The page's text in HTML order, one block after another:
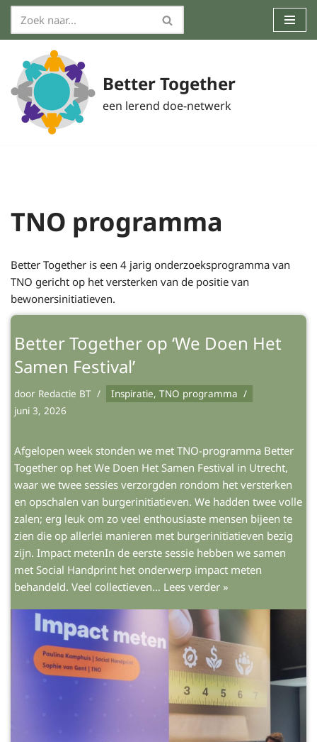
Ga
de
inhoud
Better Together
een lerend doe-netwerk
TNO programma
Better Together is een 4 jarig onderzoeksprogramma van
TNO gericht op het versterken van de positie van
bewonersinitiatieven.
Better Together op ‘We Doen Het
Samen Festival’
door Redactie BT Inspiratie, TNO programma
juni 3, 2026
Afgelopen week stonden we met TNO-programma Better
Together op het We Doen Het Samen Festival in Utrecht,
waar we twee sessies verzorgden rondom het versterken
en opschalen van burgerinitiatieven. We hadden twee volle
zalen; erg leuk om zo veel enthousiaste mensen bijeen te
zien die op allerlei manieren met burgerinitiatieven bezig
zijn. Impact metenIn de eerste sessie hebben we samen
met Social Handprint het onderwerp impact meten
behandeld. Veel collectieven… Lees verder »